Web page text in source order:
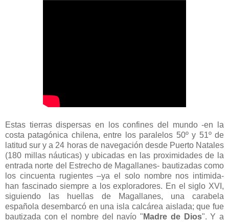
Estas tierras dispersas en los confines del mundo -en la
costa patagónica chilena, entre los paralelos 50º y 51º de
latitud sur y a 24 horas de navegación desde Puerto Natales
(180 millas náuticas) y ubicadas en las proximidades de la
entrada norte del Estrecho de Magallanes- bautizadas como
los cincuenta rugientes –ya el solo nombre nos intimida-
han fascinado siempre a los exploradores. En el siglo XVI,
siguiendo las huellas de Magallanes, una carabela
española desembarcó en una isla calcárea aislada; que fue
bautizada con el nombre del navío " Madre de Dios". Y a